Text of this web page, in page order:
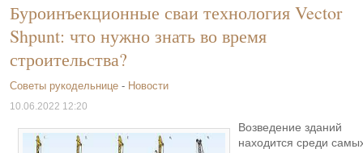
Буроинъекционные сваи технология Vector
Shpunt: что нужно знать во время
строительства?
Советы рукодельнице - Новости
10.06.2022 12:20
Возведение зданий
находится среди